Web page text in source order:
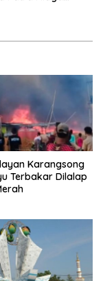
Karangsong
Terbakar Dilalap